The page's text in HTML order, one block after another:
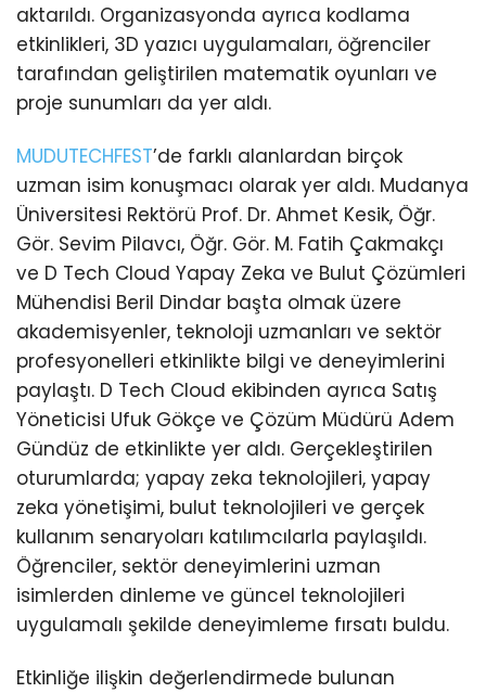
aktarıldı. Organizasyonda ayrıca kodlama
etkinlikleri, 3D yazıcı uygulamaları, öğrenciler
tarafından geliştirilen matematik oyunları ve
proje sunumları da yer aldı.
MUDUTECHFEST’de farklı alanlardan birçok
uzman isim konuşmacı olarak yer aldı. Mudanya
Üniversitesi Rektörü Prof. Dr. Ahmet Kesik, Öğr.
Gör. Sevim Pilavcı, Öğr. Gör. M. Fatih Çakmakçı
ve D Tech Cloud Yapay Zeka ve Bulut Çözümleri
Mühendisi Beril Dindar başta olmak üzere
akademisyenler, teknoloji uzmanları ve sektör
profesyonelleri etkinlikte bilgi ve deneyimlerini
paylaştı. D Tech Cloud ekibinden ayrıca Satış
Yöneticisi Ufuk Gökçe ve Çözüm Müdürü Adem
Gündüz de etkinlikte yer aldı. Gerçekleştirilen
oturumlarda; yapay zeka teknolojileri, yapay
zeka yönetişimi, bulut teknolojileri ve gerçek
kullanım senaryoları katılımcılarla paylaşıldı.
Öğrenciler, sektör deneyimlerini uzman
isimlerden dinleme ve güncel teknolojileri
uygulamalı şekilde deneyimleme fırsatı buldu.
Etkinliğe ilişkin değerlendirmede bulunan